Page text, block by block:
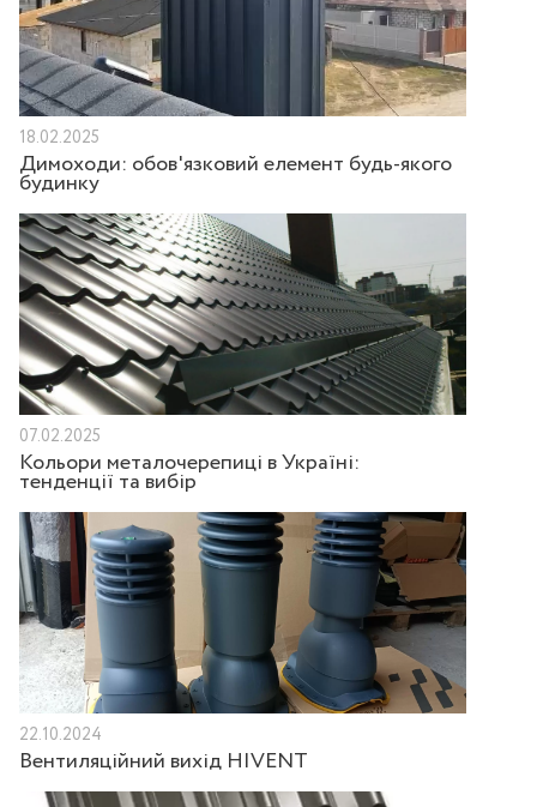
18.02.2025
Димоходи: обов'язковий елемент будь-якого
будинку
07.02.2025
Кольори металочерепиці в Україні:
тенденції та вибір
22.10.2024
Вентиляційний вихід HIVENT